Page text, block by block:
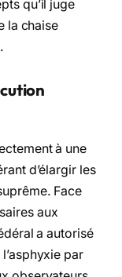
qu’il juge
la chaise
à une
d’élargir les
Face
aux
a autorisé
par